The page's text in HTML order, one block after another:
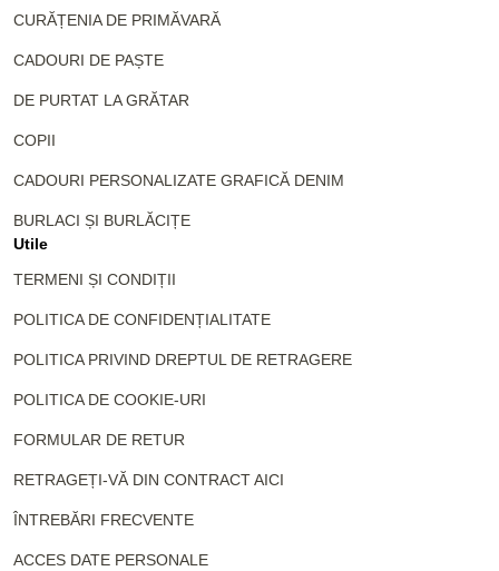
CURĂȚENIA DE PRIMĂVARĂ
CADOURI DE PAȘTE
DE PURTAT LA GRĂTAR
COPII
CADOURI PERSONALIZATE GRAFICĂ DENIM
BURLACI ȘI BURLĂCIȚE
Utile
TERMENI ȘI CONDIȚII
POLITICA DE CONFIDENȚIALITATE
POLITICA PRIVIND DREPTUL DE RETRAGERE
POLITICA DE COOKIE-URI
FORMULAR DE RETUR
RETRAGEȚI-VĂ DIN CONTRACT AICI
ÎNTREBĂRI FRECVENTE
ACCES DATE PERSONALE